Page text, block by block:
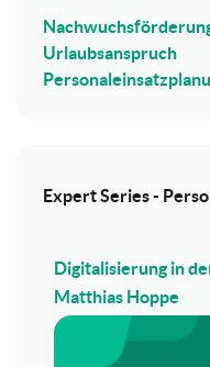
Urlaubsanspruch
Expert Series -
Digitalisierung in
Matthias Hoppe